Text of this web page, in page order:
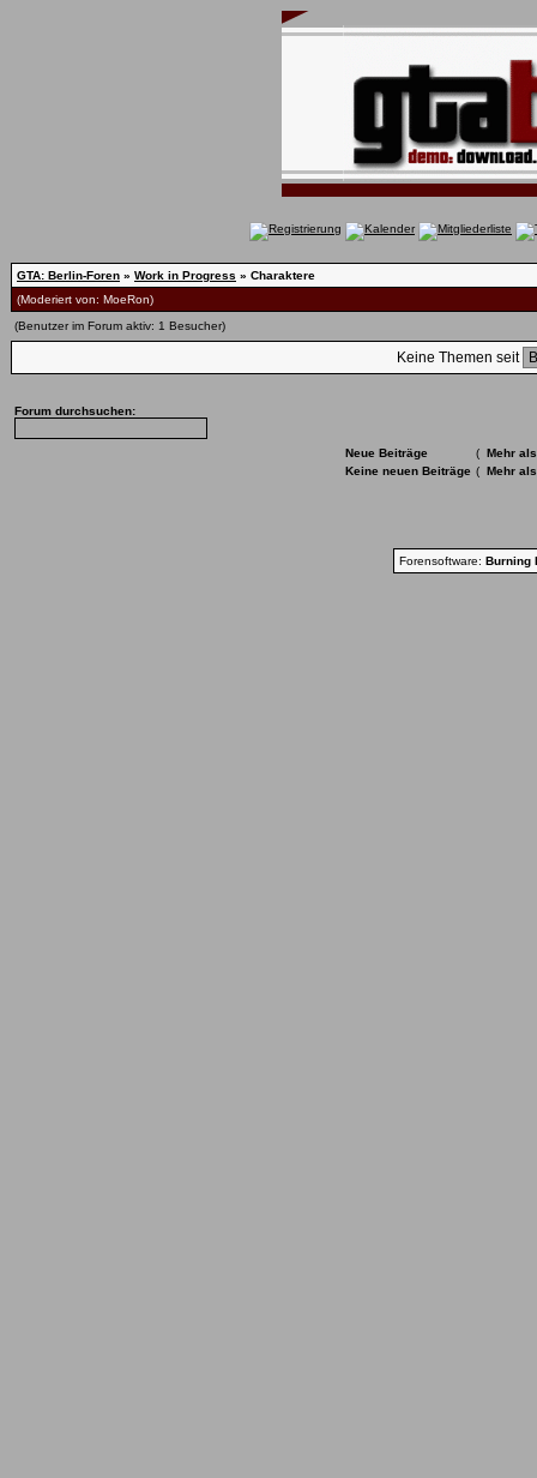
GTA: Berlin-Foren » Work in Progress » Charaktere
(Moderiert von: MoeRon)
(Benutzer im Forum aktiv: 1 Besucher)
Keine Themen seit
Forum durchsuchen:
Neue Beiträge ( Mehr
Keine neuen Beiträge ( Mehr
Forensoftware: Burning